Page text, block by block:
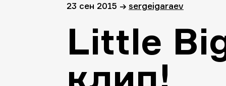
23 сен 2015 → sergeigaraev
Little
клип!